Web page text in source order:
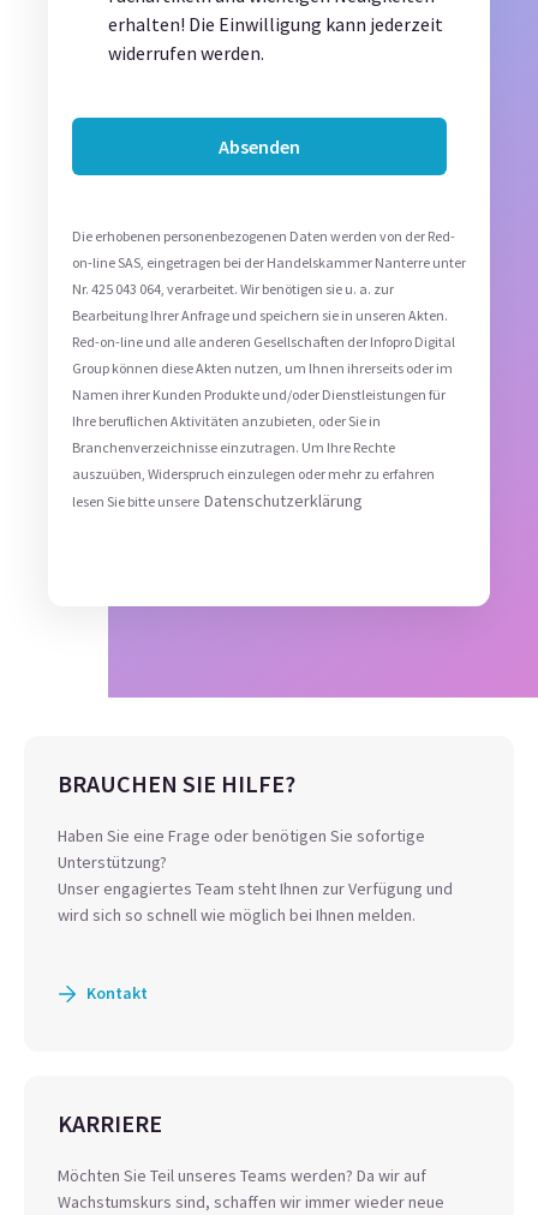
erhalten! Die Einwilligung kann jederzeit
widerrufen werden.
Die erhobenen personenbezogenen Daten werden von der Red-
on-line SAS, eingetragen bei der Handelskammer Nanterre unter
Nr. 425 043 064, verarbeitet. Wir benötigen sie u. a. zur
Bearbeitung Ihrer Anfrage und speichern sie in unseren Akten.
Red-on-line und alle anderen Gesellschaften der Infopro Digital
Group können diese Akten nutzen, um Ihnen ihrerseits oder im
Namen ihrer Kunden Produkte und/oder Dienstleistungen für
Ihre beruflichen Aktivitäten anzubieten, oder Sie in
Branchenverzeichnisse einzutragen. Um Ihre Rechte
auszuüben, Widerspruch einzulegen oder mehr zu erfahren
lesen Sie bitte unsere Datenschutzerklärung
BRAUCHEN SIE HILFE?
Haben Sie eine Frage oder benötigen Sie sofortige
Unterstützung?
Unser engagiertes Team steht Ihnen zur Verfügung und
wird sich so schnell wie möglich bei Ihnen melden.
Kontakt
KARRIERE
Möchten Sie Teil unseres Teams werden? Da wir auf
Wachstumskurs sind, schaffen wir immer wieder neue